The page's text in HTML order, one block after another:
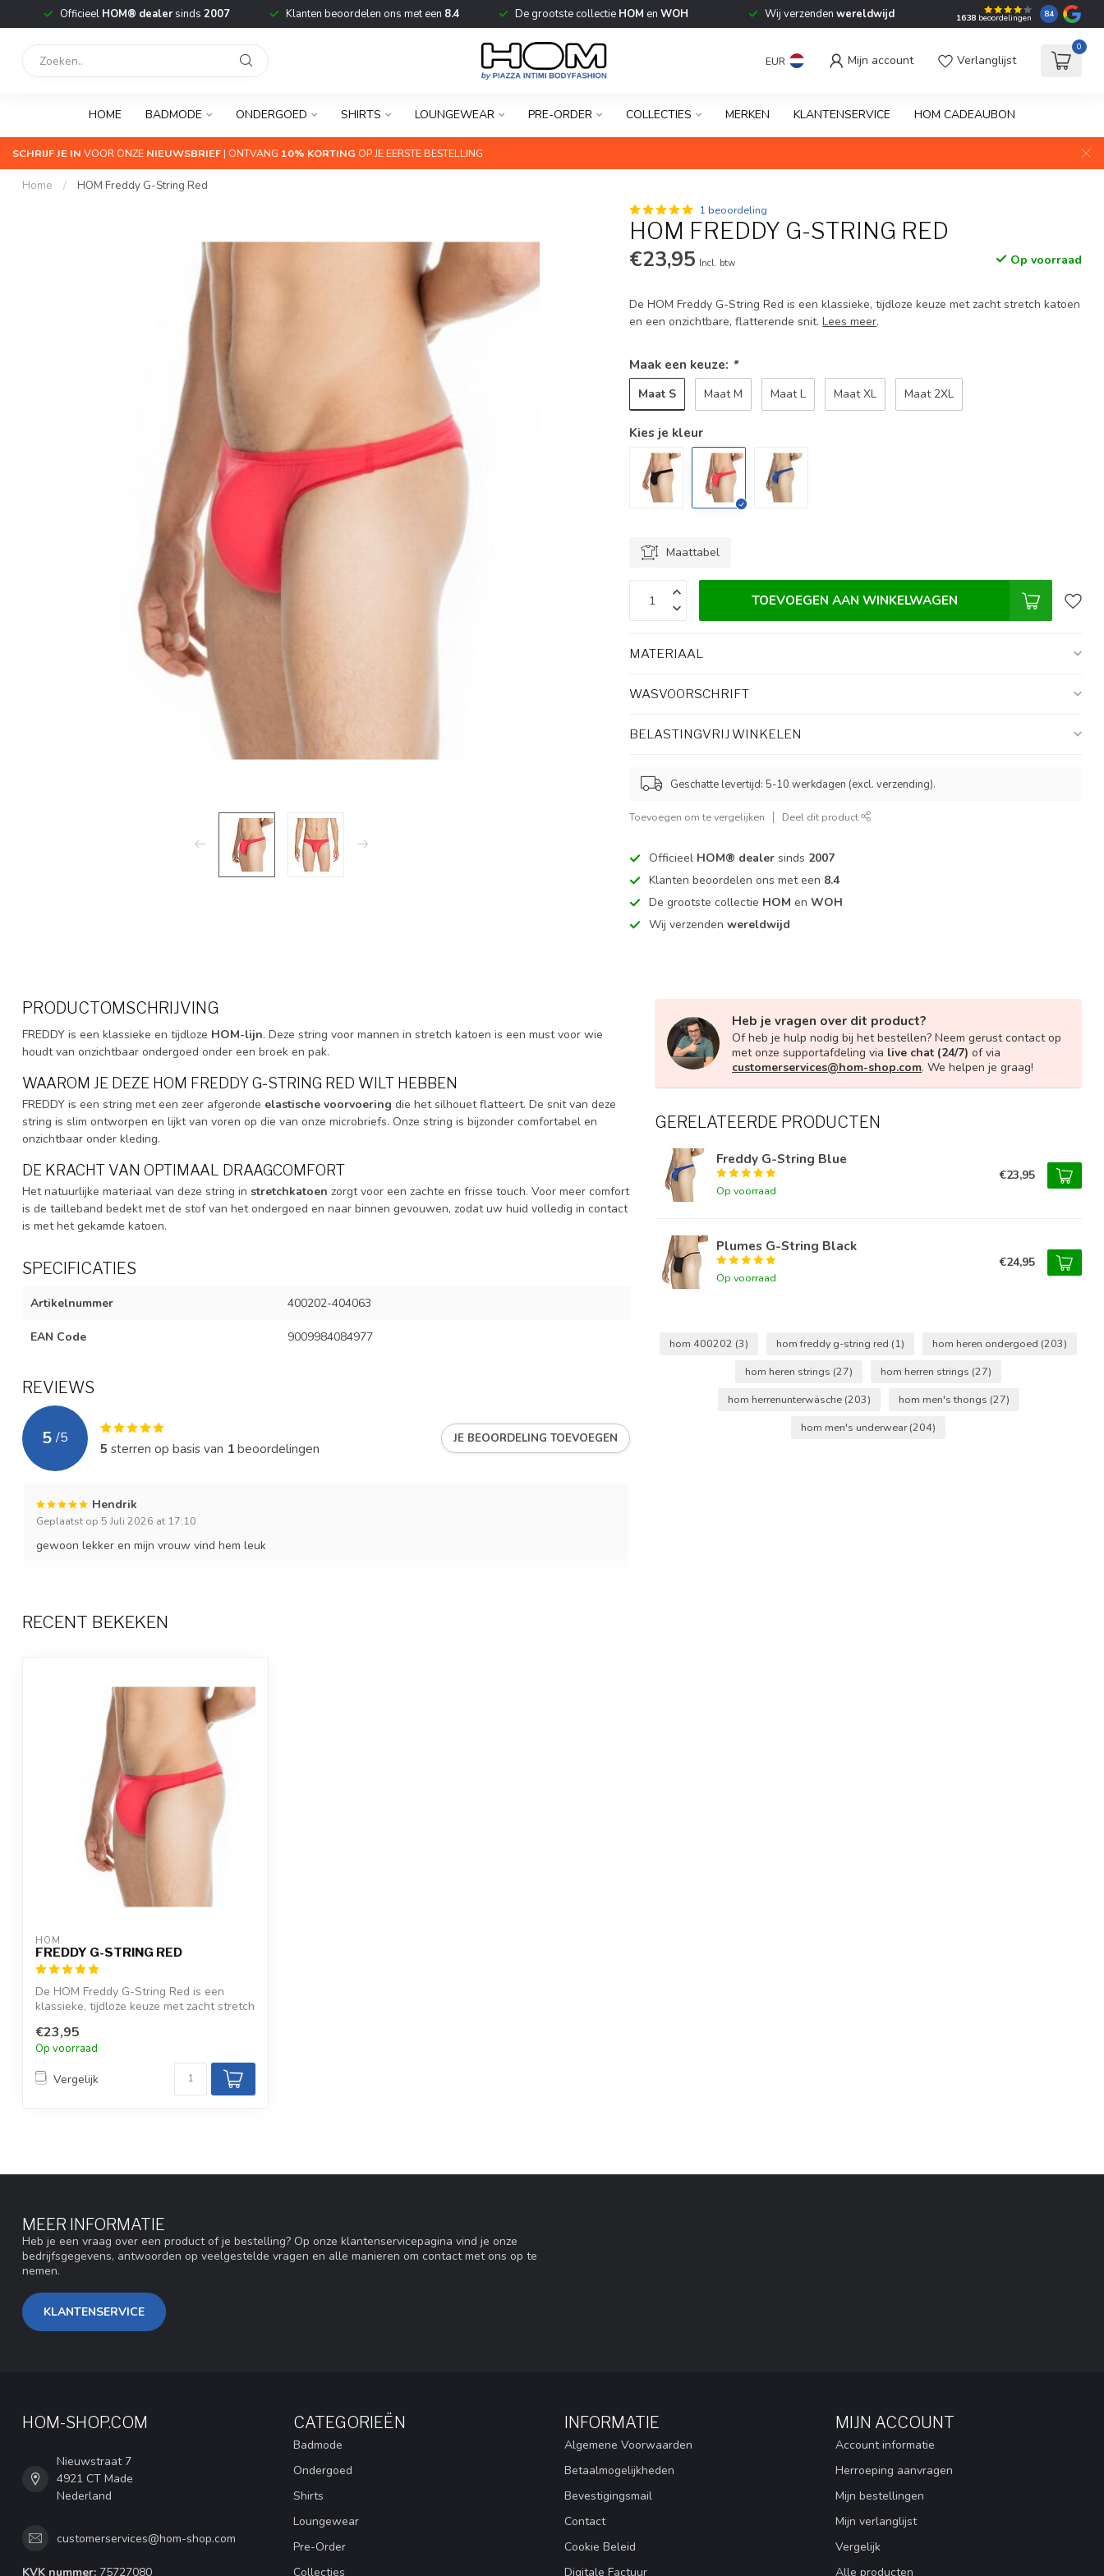
Officieel HOM® dealersinds 2007 Klanten beoordelen ons met een 8.4 De grootste collectie HOM en WOH Wij verzenden wereldwijd 1638 beoordelingen 8.4
EUR Mijn account Verlanglijst
0
HOME BADMODE ONDERGOED SHIRTS LOUNGEWEAR PRE-ORDER COLLECTIES MERKEN KLANTENSERVICE HOM CADEAUBON
SCHRIJF JE IN VOOR ONZE NIEUWSBRIEF| ONTVANG 10% KORTING OP JE EERSTE BESTELLING
Home / HOM Freddy G-String Red
1 beoordeling
HOM FREDDY G-STRING RED
€23,95 Incl. btw Op voorraad
De HOM Freddy G-String Red is een klassieke, tijdloze keuze met zacht stretch katoen
en een onzichtbare, flatterende snit.Lees meer.
Maak een keuze: *
Maat S Maat M Maat L Maat XL Maat 2XL
Kies je kleur
Maattabel
TOEVOEGEN AAN WINKELWAGEN
MATERIAAL
WASVOORSCHRIFT
BELASTINGVRIJ WINKELEN
Geschatte levertijd: 5-10 werkdagen (excl. verzending).
Toevoegen om te vergelijken Deel dit product
Officieel HOM® dealer sinds 2007
Klanten beoordelen ons met een 8.4
De grootste collectie HOM enWOH
Wij verzendenwereldwijd
PRODUCTOMSCHRIJVING
FREDDY is een klassieke en tijdloze HOM-lijn. Deze string voor mannen in stretch katoen is een must voor wie
houdt van onzichtbaar ondergoed onder een broek en pak.
WAAROM JE DEZE HOM FREDDY G-STRING RED WILT HEBBEN
FREDDY is een string met een zeer afgeronde elastische voorvoering die het silhouet flatteert. De snit van deze
string is slim ontworpen en lijkt van voren op die van onze microbriefs. Onze string is bijzonder comfortabel en
onzichtbaar onder kleding.
DE KRACHT VAN OPTIMAAL DRAAGCOMFORT
Het natuurlijke materiaal van deze string in stretchkatoen zorgt voor een zachte en frisse touch. Voor meer comfort
is de tailleband bedekt met de stof van het ondergoed en naar binnen gevouwen, zodat uw huid volledig in contact
is met het gekamde katoen.
SPECIFICATIES
Artikelnummer 400202-404063
EAN Code 9009984084977
REVIEWS
5 /5
5 sterren op basis van 1beoordelingen
JE BEOORDELING TOEVOEGEN
Hendrik
Geplaatst op 5 Juli 2026 at 17:10
gewoon lekker en mijn vrouw vind hem leuk
Heb je vragen over dit product?
Of heb je hulp nodig bij het bestellen? Neem gerust contact op
met onze supportafdeling via live chat (24/7) of via
customerservices@hom-shop.com. We helpen je graag!
GERELATEERDE PRODUCTEN
Freddy G-String Blue
Op voorraad
€23,95
Plumes G-String Black
Op voorraad
€24,95
hom 400202 (3) hom freddy g-string red (1) hom heren ondergoed (203)
hom heren strings (27) hom herren strings (27)
hom herrenunterwäsche (203) hom men's thongs (27)
hom men's underwear(204)
RECENT BEKEKEN
HOM
FREDDY G-STRING RED
De HOM Freddy G-String Red is een
klassieke, tijdloze keuze met zacht stretch
€23,95
Op voorraad
Vergelijk
MEER INFORMATIE
Heb je een vraag over een product of je bestelling? Op onze klantenservicepagina vind je onze
bedrijfsgegevens, antwoorden op veelgestelde vragen en alle manieren om contact met ons op te
nemen.
KLANTENSERVICE
HOM-SHOP.COM
Nieuwstraat 7
4921 CT Made
Nederland
customerservices@hom-shop.com
KVK nummer: 75727080
CATEGORIEËN
Badmode
Ondergoed
Shirts
Loungewear
Pre-Order
Collecties
INFORMATIE
Algemene Voorwaarden
Betaalmogelijkheden
Bevestigingsmail
Contact
Cookie Beleid
Digitale Factuur
MIJN ACCOUNT
Account informatie
Herroeping aanvragen
Mijn bestellingen
Mijn verlanglijst
Vergelijk
Alle producten